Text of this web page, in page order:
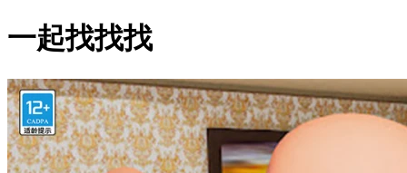
一起找找找